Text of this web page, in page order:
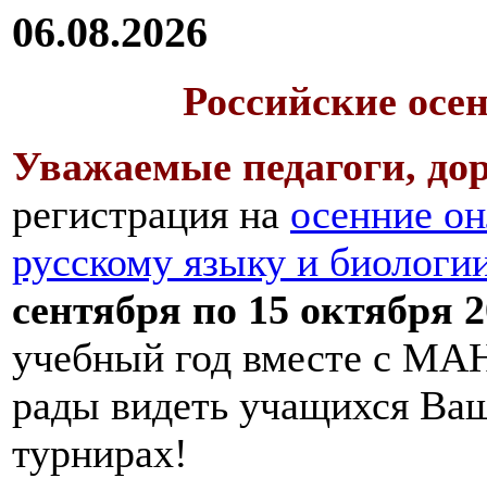
06.08.2026
Российские
Уважаемые педагоги,
регистрация на осенние
русскому языку и
сентября по 15 октября
учебный год вместе с
рады видеть учащихся
турнирах!